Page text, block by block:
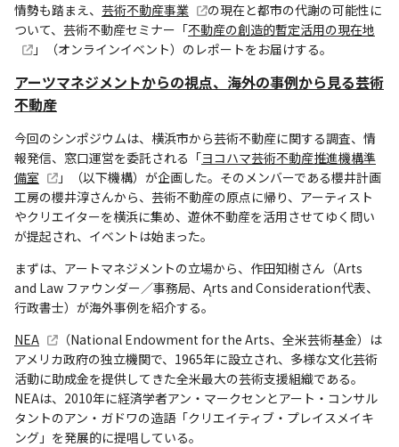
情勢も踏まえ、 芸術不動産事業
の現在と都市の代謝の可能性に
ついて、芸術不動産セミナー「不動産の創造的暫定活用の現在地
」（オンラインイベント）のレポートをお届けする。
アーツマネジメントからの視点、海外の事例から見る芸術
不動産
今回のシンポジウムは、横浜市から芸術不動産に関する調査、情
報発信、窓口運営を委託される「ヨコハマ芸術不動産推進機構準
備室
」（以下機構）が企画した。そのメンバーである櫻井計画
工房の櫻井淳さんから、芸術不動産の原点に帰り、アーティスト
やクリエイターを横浜に集め、遊休不動産を活用させてゆく問い
が提起され、イベントは始まった。
まずは、アートマネジメントの立場から、作田知樹さん（Arts
and Law ファウンダー／事務局、Ąrts and Consideration代表、
行政書士）が海外事例を紹介する。
NEA
（National Endowment for the Arts、全米芸術基金）は
アメリカ政府の独立機関で、1965年に設立され、多様な文化芸術
活動に助成金を提供してきた全米最大の芸術支援組織である。
NEAは、2010年に経済学者アン・マークセンとアート・コンサル
タントのアン・ガドワの造語「クリエイティブ・プレイスメイキ
ング」を発展的に提唱している。